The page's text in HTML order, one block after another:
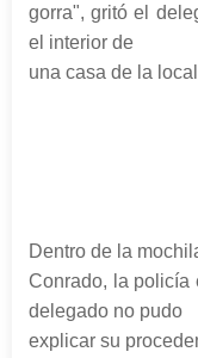
gorra", gritó el
el interior de
una casa de la
Dentro de la
Conrado, la policía
delegado no pudo
explicar su